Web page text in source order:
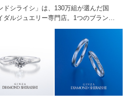
ドシライシ」は、130万組が選んだ国
ダルジュエリー専門店。1つのブランド
700種類以上の豊富なデザインを取り
似合う」と「好き」を同時に叶えた満
指輪をご提案しています。多くのお客
けている、一生身に着けるための指輪
入後のアフターサービスをぜひ一度店
さい。